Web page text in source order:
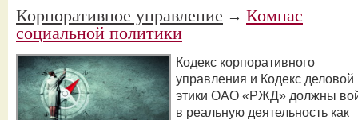
Корпоративное управление → Компас
социальной политики
Кодекс корпоративного
управления и Кодекс деловой
этики ОАО «РЖД» должны
в реальную деятельность как